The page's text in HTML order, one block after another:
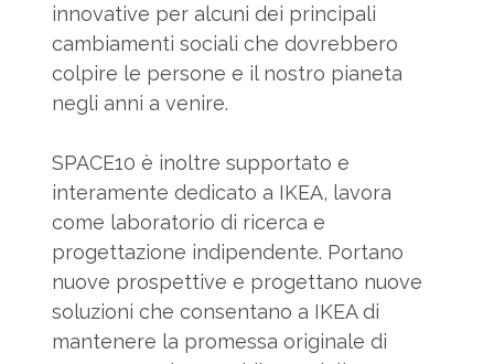
innovative per alcuni dei principali
cambiamenti sociali che dovrebbero
colpire le persone e il nostro pianeta
negli anni a venire.
SPACE10 è inoltre supportato e
interamente dedicato a IKEA, lavora
come laboratorio di ricerca e
progettazione indipendente. Portano
nuove prospettive e progettano nuove
soluzioni che consentano a IKEA di
mantenere la promessa originale di